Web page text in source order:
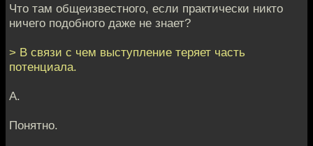
Что там общеизвестного, если практически никто
ничего подобного даже не знает?
> В связи с чем выступление теряет часть
потенциала.
А.
Понятно.